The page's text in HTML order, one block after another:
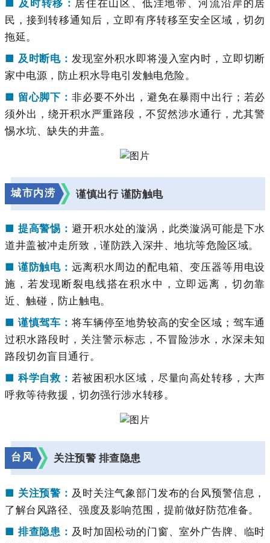
民，接到转移通知后，立即有序转移至安全区域，切勿
拖延。
■ 及时断电： 发现室外积水即将漫入室内时，立即切断
家中电源，防止积水导电引发触电危险。
■ 留心脚下： 非必要不外出，避免在暴雨中出行；若必
须外出，绕开积水严重路段，不贸然涉水通行，尤其警
惕水坑、缺失的井盖。
城市内涝 谨慎出行 谨防触电
■ 提高警惕： 避开积水处的漩涡，此类漩涡可能是下水
道井盖被冲走所致，谨防跌入深井、地坑等危险区域。
■ 谨防触电： 远离积水周边的配电箱、变压器等用电设
施，若发现断裂电线搭在积水中，立即远离，切勿靠
近、触碰，防止触电。
■ 谨慎驾车： 将车辆停至地势较高的安全区域；驾车通
过积水路段时，关注警示标志，不冒险涉水，水深未知
路段切勿盲目通行。
■ 科学自救： 若被困积水区域，尽量向高处转移，大声
呼救等待救援，切勿强行涉水转移。
台风 关注预警 排查隐患
■ 关注预警： 及时关注气象部门发布的台风预警信息，
了解台风路径、强度及影响范围，提前做好防范准备。
■ 排查隐患： 及时加固松动的门窗、室外广告牌、临时